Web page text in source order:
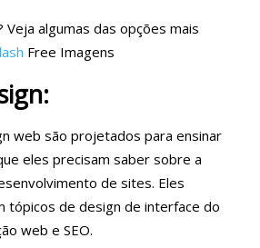
Veja algumas das opções mais
Free Imagens
web são projetados para ensinar
eles precisam saber sobre a
de sites. Eles
tópicos de design de interface do
web e SEO.